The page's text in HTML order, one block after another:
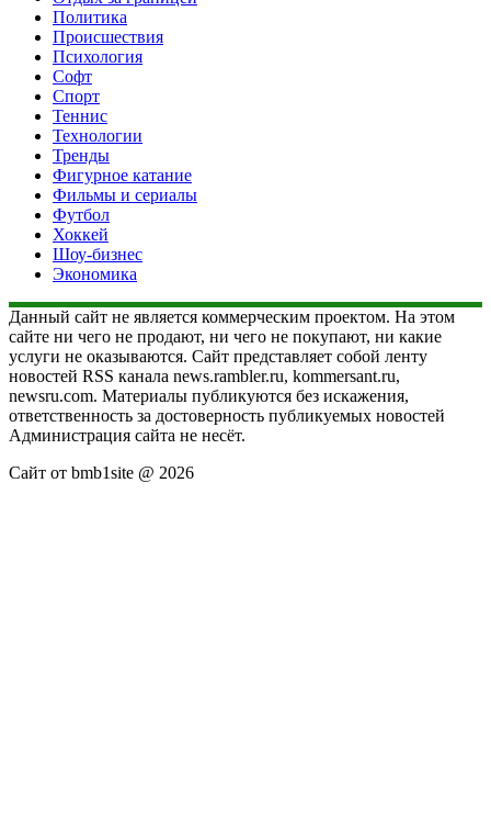
Политика
Происшествия
Психология
Софт
Спорт
Теннис
Технологии
Тренды
Фигурное катание
Фильмы и сериалы
Футбол
Хоккей
Шоу-бизнес
Экономика
Данный сайт не является коммерческим проектом. На этом
сайте ни чего не продают, ни чего не покупают, ни какие
услуги не оказываются. Сайт представляет собой ленту
новостей RSS канала news.rambler.ru, kommersant.ru,
newsru.com. Материалы публикуются без искажения,
ответственность за достоверность публикуемых новостей
Администрация сайта не несёт.
Сайт от bmb1site @ 2026